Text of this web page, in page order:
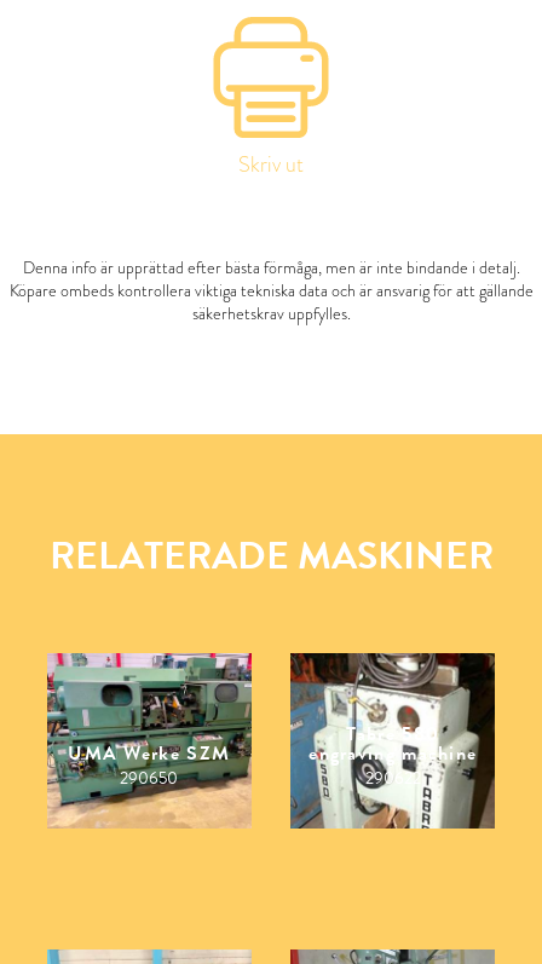
Skriv ut
Denna info är upprättad efter bästa förmåga, men är inte bindande i detalj.
Köpare ombeds kontrollera viktiga tekniska data och är ansvarig för att gällande
säkerhetskrav uppfylles.
RELATERADE MASKINER
UMA Werke SZM
290650
Tabre 580
engraving machine
290622